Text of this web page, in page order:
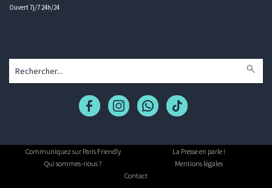
Ouvert 7j/7 24h/24
Communiquez sur Paris Friendly
La Presse en parle !
Qui sommes-nous ?
Mentions légales
Contact